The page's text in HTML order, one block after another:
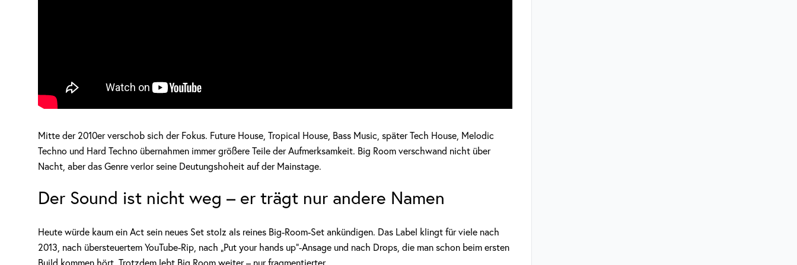
Mitte der 2010er verschob sich der Fokus. Future House, Tropical House, Bass Music, später Tech House, Melodic
Techno und Hard Techno übernahmen immer größere Teile der Aufmerksamkeit. Big Room verschwand nicht über
Nacht, aber das Genre verlor seine Deutungshoheit auf der Mainstage.
Der Sound ist nicht weg – er trägt nur andere Namen
Heute würde kaum ein Act sein neues Set stolz als reines Big-Room-Set ankündigen. Das Label klingt für viele nach
2013, nach übersteuertem YouTube-Rip, nach „Put your hands up“-Ansage und nach Drops, die man schon beim ersten
Build kommen hört. Trotzdem lebt Big Room weiter – nur fragmentierter.